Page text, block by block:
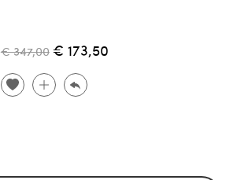
€ 347,00 € 173,50